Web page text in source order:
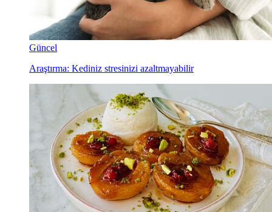
Güncel
Araştırma: Kediniz stresinizi azaltmayabilir